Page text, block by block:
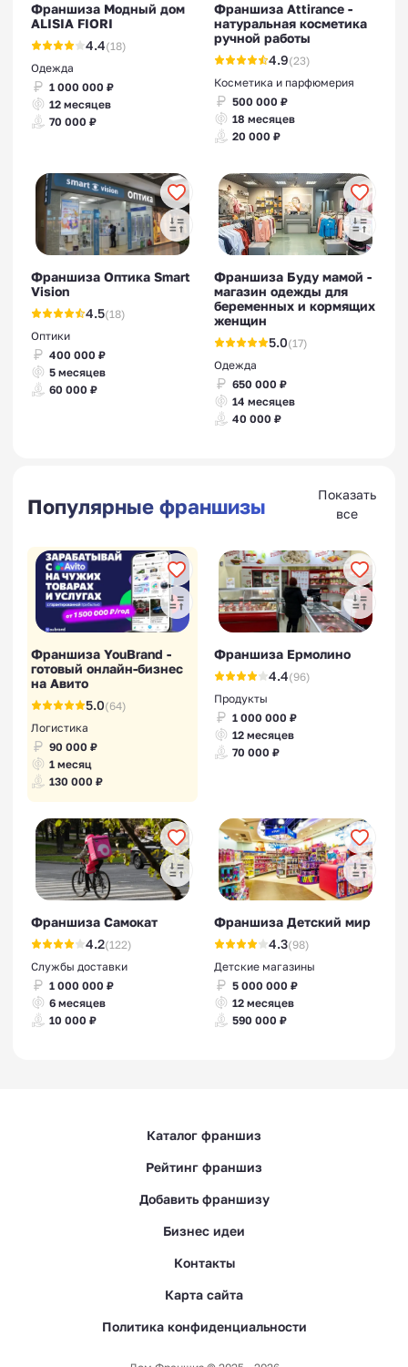
Франшиза Модный дом
ALISIA FIORI
4.4(18)
Одежда
1 000 000 ₽
12 месяцев
70 000 ₽
Франшиза Attirance -
натуральная косметика
ручной работы
4.9(23)
Косметика и парфюмерия
500 000 ₽
18 месяцев
20 000 ₽
Франшиза Оптика Smart
Vision
4.5(18)
Оптики
400 000 ₽
5 месяцев
60 000 ₽
Франшиза Буду мамой -
магазин одежды для
беременных и кормящих
женщин
5.0(17)
Одежда
650 000 ₽
14 месяцев
40 000 ₽
Популярные франшизы
Показать
все
Франшиза YouBrand -
готовый онлайн-бизнес
на Авито
5.0(64)
Логистика
90 000 ₽
1 месяц
130 000 ₽
Франшиза Ермолино
4.4(96)
Продукты
1 000 000 ₽
12 месяцев
70 000 ₽
Франшиза Самокат
4.2(122)
Службы доставки
1 000 000 ₽
6 месяцев
10 000 ₽
Франшиза Детский мир
4.3(98)
Детские магазины
5 000 000 ₽
12 месяцев
590 000 ₽
Каталог франшиз
Рейтинг франшиз
Добавить франшизу
Бизнес идеи
Контакты
Карта сайта
Политика конфиденциальности